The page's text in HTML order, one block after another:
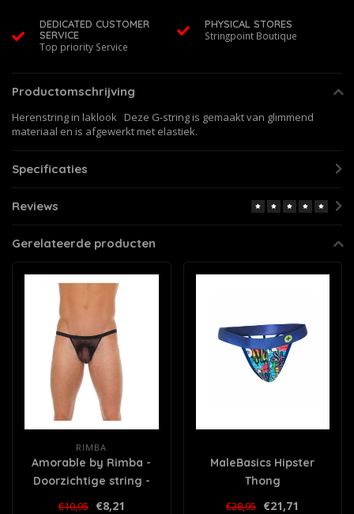
DEDICATED CUSTOMER
SERVICE
Top priority Service
PHYSICAL STORES
Stringpoint Boutique
Productomschrijving
Herenstring in laklook Deze G-string is gemaakt van glimmend
materiaal en is afgewerkt met elastiek.
Specificaties
Reviews
Gerelateerde producten
RIMBA
Amorable by Rimba -
Doorzichtige string -
One Size - Zwart
€10,95 €8,21
MaleBasics Hipster
Thong
€28,95 €21,71